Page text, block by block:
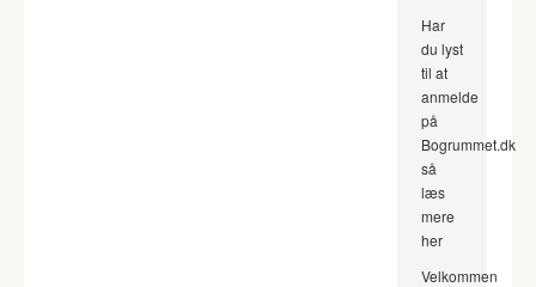
Har
du lyst
til at
anmelde
på
Bogrummet.dk
så
læs
mere
her
Velkommen